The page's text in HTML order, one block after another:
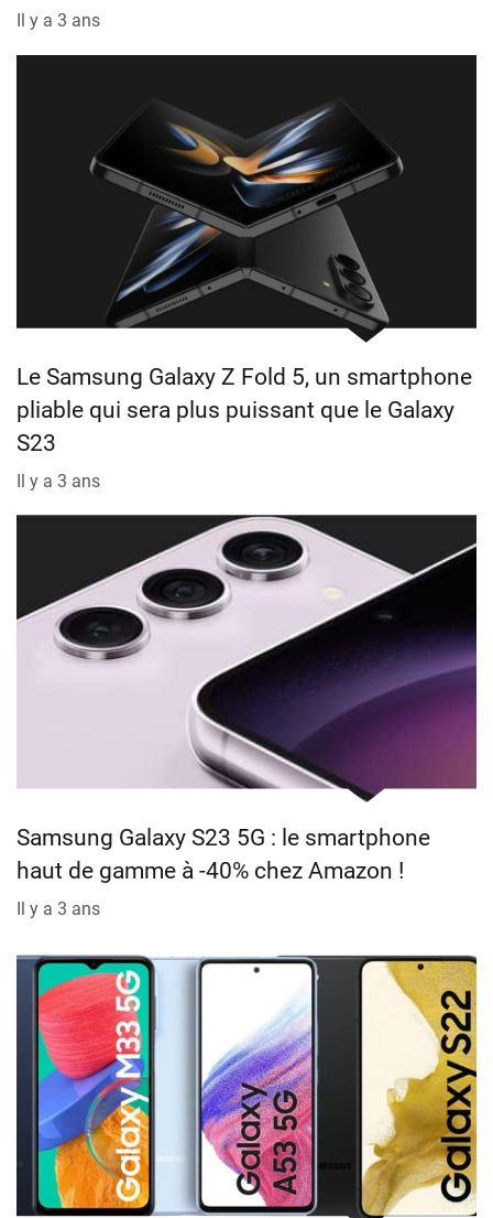
Il y a 3 ans
Le Samsung Galaxy Z Fold 5, un smartphone
pliable qui sera plus puissant que le Galaxy
S23
Il y a 3 ans
Samsung Galaxy S23 5G : le smartphone
haut de gamme à -40% chez Amazon !
Il y a 3 ans